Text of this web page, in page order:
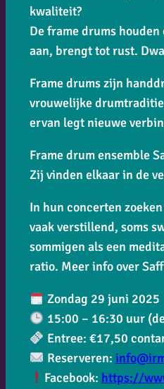
kwaliteit?
De frame drums
aan, brengt tot rust.
Frame drums zijn
vrouwelijke
ervan legt nieuwe
Frame drum ensemble
Zij vinden elkaar in de
In hun concerten
vaak verstillend, soms
sommigen als een
ratio. Meer info over
Zondag 29 juni 2025
15:00 – 16:30 uur
Entree: €17,50
Reserveren:
Facebook: https://